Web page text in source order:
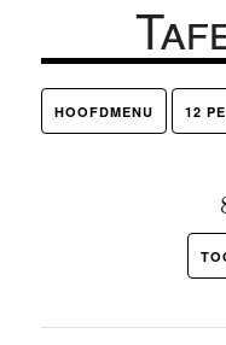
HOOFDMENU 12